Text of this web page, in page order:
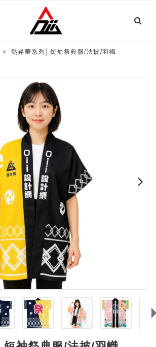
熱昇華系列│短袖祭典服/法披/羽幟